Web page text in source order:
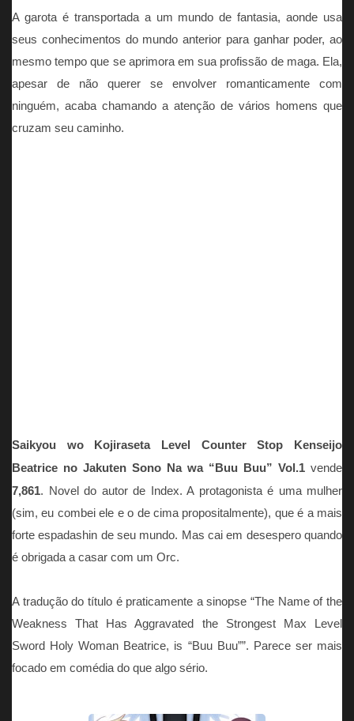
A garota é transportada a um mundo de fantasia, aonde usa
seus conhecimentos do mundo anterior para ganhar poder, ao
mesmo tempo que se aprimora em sua profissão de maga. Ela,
apesar de não querer se envolver romanticamente com
ninguém, acaba chamando a atenção de vários homens que
cruzam seu caminho.
Saikyou wo Kojiraseta Level Counter Stop Kenseijo
Beatrice no Jakuten Sono Na wa “Buu Buu” Vol.1 vende
7,861. Novel do autor de Index. A protagonista é uma mulher
(sim, eu combei ele e o de cima propositalmente), que é a mais
forte espadashin de seu mundo. Mas cai em desespero quando
é obrigada a casar com um Orc.
A tradução do título é praticamente a sinopse “The Name of the
Weakness That Has Aggravated the Strongest Max Level
Sword Holy Woman Beatrice, is “Buu Buu””. Parece ser mais
focado em comédia do que algo sério.